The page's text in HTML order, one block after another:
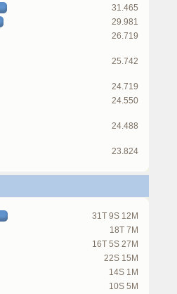
31.465
29.981
26.719
25.742
24.719
24.550
24.488
23.824
31T 9S 12M
18T 7M
16T 5S 27M
22S 15M
14S 1M
10S 5M